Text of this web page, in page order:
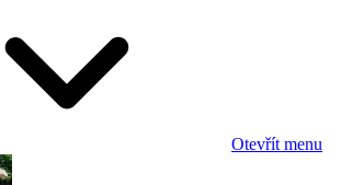
Otevřít menu